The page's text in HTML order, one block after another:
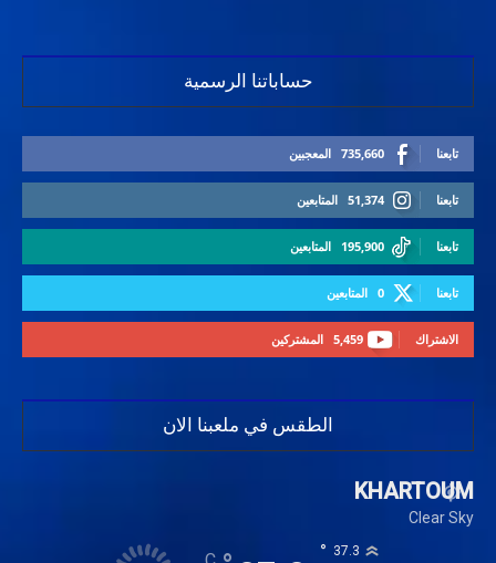
حساباتنا الرسمية
735,660 المعجبين تابعنا
51,374 المتابعين تابعنا
195,900 المتابعين تابعنا
0 المتابعين تابعنا
5,459 المشتركين الاشتراك
الطقس في ملعبنا الان
KHARTOUM
Clear Sky
37.3
°